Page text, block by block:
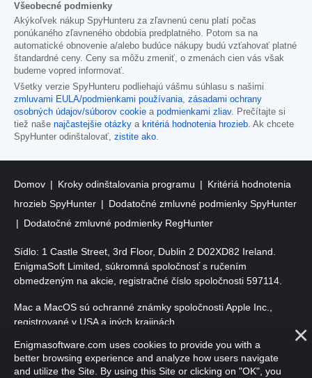
Všeobecné podmienky
Akýkoľvek nákup SpyHunteru za zľavnenú cenu platí počas
ponúkaného zľavneného obdobia predplatného. Potom sa na
automatické obnovenie a/alebo budúce nákupy budú vzťahovať platné
štandardné ceny. Ceny sa môžu zmeniť, o zmenách cien vás však
budeme vopred informovať.
Všetky verzie SpyHunteru podliehajú vášmu súhlasu s našimi
zmluvami EULA/podmienkami používania, zásadami ochrany
osobných údajov/súborov cookie a podmienkami zliav. Prečítajte si
tiež naše najčastejšie otázky a kritériá hodnotenia hrozieb. Ak chcete
SpyHunter odinštalovať, zistite ako.
Domov Kroky odinštalovania programu
Kritériá hodnotenia
hrozieb SpyHunter
Dodatočné zmluvné podmienky SpyHunter
Dodatočné zmluvné podmienky RegHunter
Sídlo: 1 Castle Street, 3rd Floor, Dublin 2 D02XD82 Ireland.
EnigmaSoft Limited, súkromná spoločnosť s ručením
obmedzeným na akcie, registračné číslo spoločnosti 597114.
Mac a MacOS sú ochranné známky spoločnosti Apple Inc.,
registrované v USA a iných krajinách.
Copyright 2016-2026. EnigmaSoft Ltd. Všetky práva vyhradené.
Enigmasoftware.com uses cookies to provide you with a
better browsing experience and analyze how users navigate
and utilize the Site. By using this Site or clicking on "OK", you